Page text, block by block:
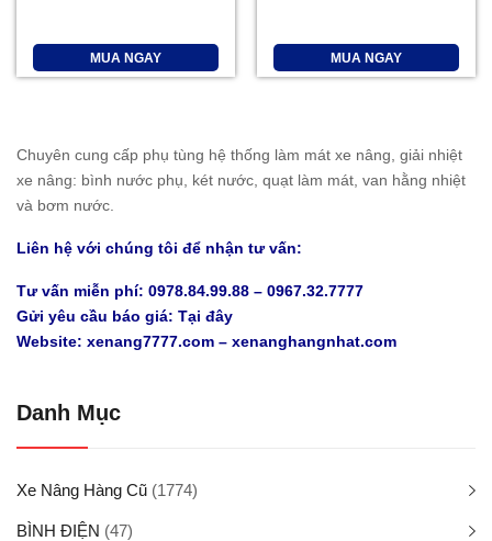
MUA NGAY MUA NGAY
Chuyên cung cấp phụ tùng hệ thống làm mát xe nâng, giải nhiệt
xe nâng: bình nước phụ, két nước, quạt làm mát, van hằng nhiệt
và bơm nước.
Liên hệ với chúng tôi để nhận tư vấn:
Tư vấn miễn phí: 0978.84.99.88 – 0967.32.7777
Gửi yêu cầu báo giá: Tại đây
Website: xenang7777.com – xenanghangnhat.com
Danh Mục
Xe Nâng Hàng Cũ (1774)
BÌNH ĐIỆN (47)